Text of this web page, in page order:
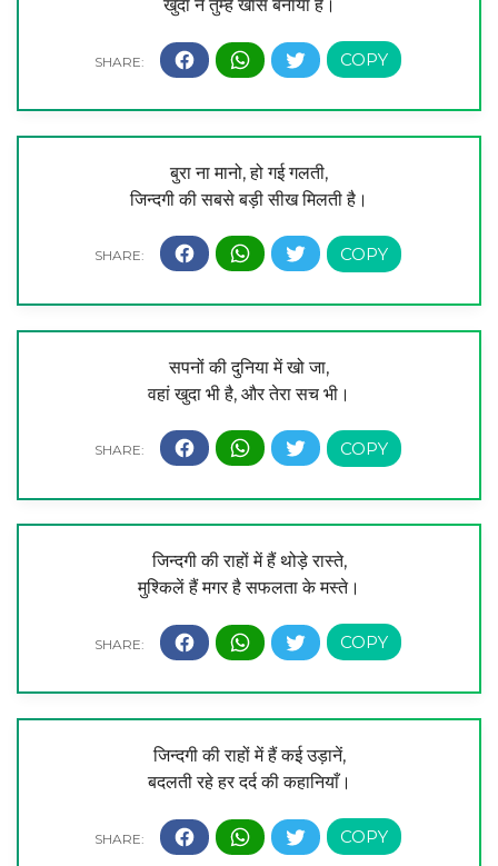
खुदा ने तुम्हें खास बनाया है।
बुरा ना मानो, हो गई गलती,
जिन्दगी की सबसे बड़ी सीख मिलती है।
सपनों की दुनिया में खो जा,
वहां खुदा भी है, और तेरा सच भी।
जिन्दगी की राहों में हैं थोड़े रास्ते,
मुश्किलें हैं मगर है सफलता के मस्ते।
जिन्दगी की राहों में हैं कई उड़ानें,
बदलती रहे हर दर्द की कहानियाँ।